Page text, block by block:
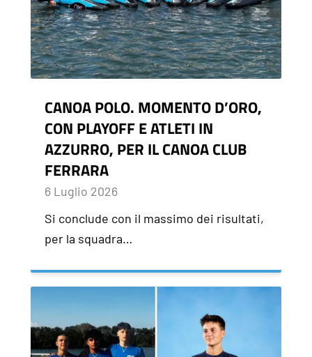
CANOA POLO. MOMENTO D’ORO,
CON PLAYOFF E ATLETI IN
AZZURRO, PER IL CANOA CLUB
FERRARA
6 Luglio 2026
Si conclude con il massimo dei risultati,
per la squadra…